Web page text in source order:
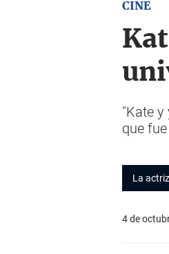
CINE
"Kate
que
La
4 de